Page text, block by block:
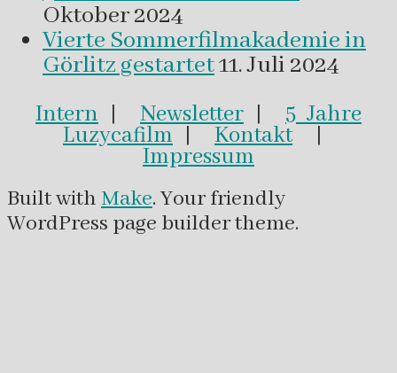
Oktober 2024
Vierte Sommerfilmakademie in
Görlitz gestartet11. Juli 2024
Intern | Newsletter | 5 Jahre
Luzycafilm | Kontakt|
Impressum
Built withMake. Your friendly
WordPress page builder theme.